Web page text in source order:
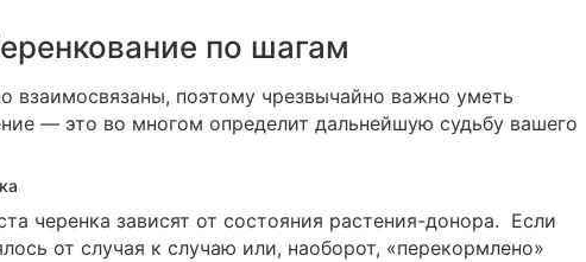
по шагам
взаимосвязаны, поэтому чрезвычайно важно уметь
— это во многом определит дальнейшую судьбу вашего
черенка зависят от состояния растения-донора. Если
от случая к случаю или, наоборот, «перекормлено»